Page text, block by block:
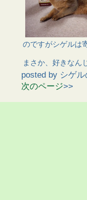
のですがシゲルは
まさか、好きなん
posted by シゲ
次のページ>>